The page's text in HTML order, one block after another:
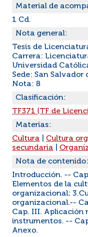
Material de
1 Cd.
Nota general:
Tesis de
Carrera:
Universidad
Sede: San Salvador
Nota: 8
Clasificación:
TF371 (TF de
Materias:
Cultura
Cultura
secundaria
Nota de contenido:
Introducción. --
Elementos de la
organizacional;
organizacional.--
Cap. III. Aplicación
instrumentos. --
Anexo.